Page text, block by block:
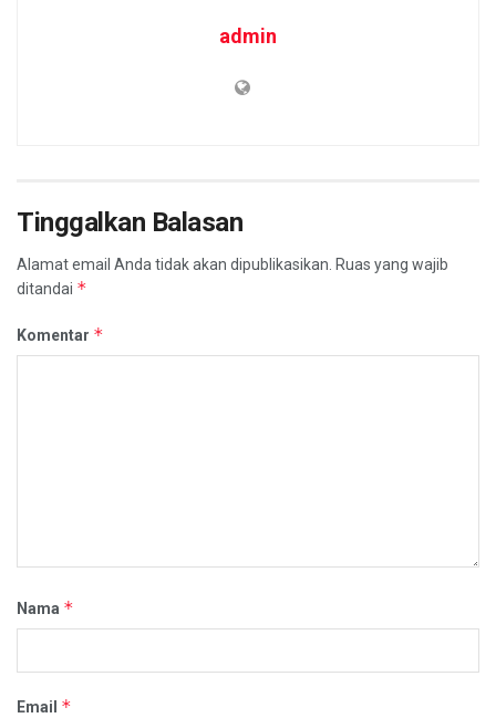
admin
Tinggalkan Balasan
Alamat email Anda tidak akan dipublikasikan. Ruas yang wajib
ditandai *
Komentar *
Nama *
Email *